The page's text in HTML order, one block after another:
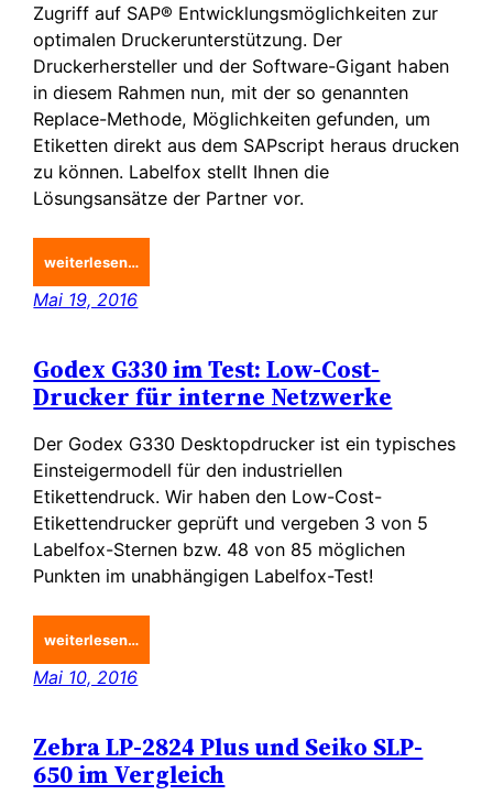
Zugriff auf SAP® Entwicklungsmöglichkeiten zur
optimalen Druckerunterstützung. Der
Druckerhersteller und der Software-Gigant haben
in diesem Rahmen nun, mit der so genannten
Replace-Methode, Möglichkeiten gefunden, um
Etiketten direkt aus dem SAPscript heraus drucken
zu können. Labelfox stellt Ihnen die
Lösungsansätze der Partner vor.
weiterlesen…
Mai 19, 2016
Godex G330 im Test: Low-Cost-
Drucker für interne Netzwerke
Der Godex G330 Desktopdrucker ist ein typisches
Einsteigermodell für den industriellen
Etikettendruck. Wir haben den Low-Cost-
Etikettendrucker geprüft und vergeben 3 von 5
Labelfox-Sternen bzw. 48 von 85 möglichen
Punkten im unabhängigen Labelfox-Test!
weiterlesen…
Mai 10, 2016
Zebra LP-2824 Plus und Seiko SLP-
650 im Vergleich